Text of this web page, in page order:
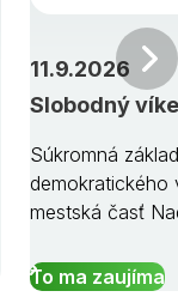
Slobodný
11.9.2026
Súkromná
demokratického
mestská časť
To ma zaujíma